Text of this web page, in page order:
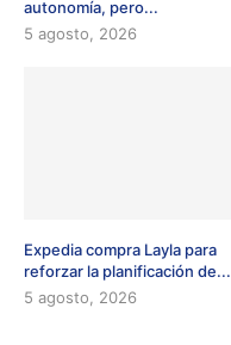
autonomía, pero...
5 agosto, 2026
Expedia compra Layla para
reforzar la planificación de...
5 agosto, 2026